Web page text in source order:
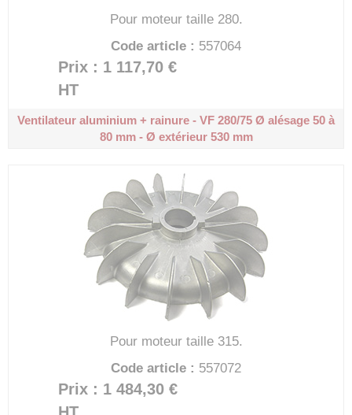
Pour moteur taille 280.
Code article : 557064
Prix : 1 117,70 €
HT
Ventilateur aluminium + rainure - VF 280/75 Ø alésage 50 à
80 mm - Ø extérieur 530 mm
Pour moteur taille 315.
Code article : 557072
Prix : 1 484,30 €